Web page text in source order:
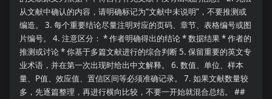
从文献中确认的内容，请明确标记为“文献中未说明”，不要推测或
编造。 3. 每个重要结论尽量注明对应的页码、章节、表格编号或图
片编号。 4. 注意区分： * 作者明确得出的结论 * 数据结果 * 作者的
推测或讨论 * 你基于多篇文献进行的综合判断 5. 保留重要的英文专
业术语，并在第一次出现时给出中文解释。 6. 数值、单位、样本
量、P值、效应值、置信区间等必须准确记录。 7. 如果文献数量较
多，先逐篇整理，再进行横向比较，不要一开始就混合总结。 ##